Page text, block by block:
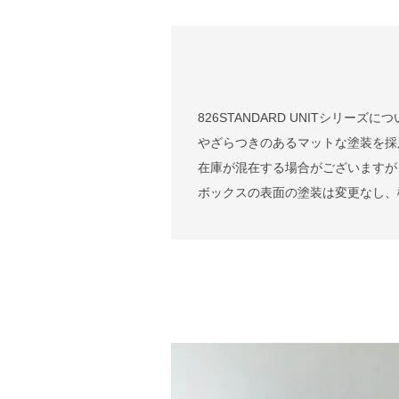
826STANDARD UNITシリーズに
やざらつきのあるマットな塗装を
在庫が混在する場合がございます
ボックスの表面の塗装は変更なし